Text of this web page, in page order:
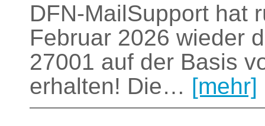
DFN-MailSupport hat
Februar 2026 wieder
27001 auf der Basis
erhalten! Die… [mehr]